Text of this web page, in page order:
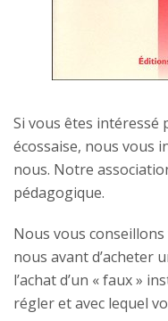
Si vous êtes intéressé
écossaise, nous vous
nous. Notre
pédagogique.
Nous vous
nous avant d’acheter
l’achat d’un « faux »
régler et avec lequel